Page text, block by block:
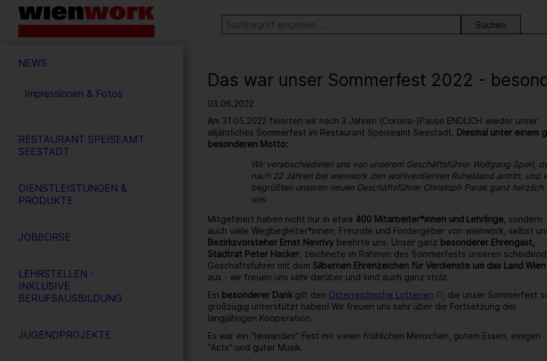
Barrierefreie
Bedienung
Webseite
Stichwortsuche
SUCHE
NEWS
Impressionen & Fotos
RESTAURANT SPEISEAMT
SEESTADT
DIENSTLEISTUNGEN &
PRODUKTE
JOBBÖRSE
LEHRSTELLEN -
INKLUSIVE
BERUFSAUSBILDUNG
JUGENDPROJEKTE
Das war unser Sommerfest 2022 -
03.06.2022
Am 31.05.2022 feierten wir nach 3 Jahren (Corona-)Pause ENDLICH wieder unser
alljährliches Sommerfest im Restaurant Speiseamt Seestadt. Diesmal unter einem
besonderen Motto:
Wir verabschiedeten uns von unserem Geschäftsführer Wolfgang Sperl,
nach 22 Jahren bei wienwork den wohlverdienten Ruhestand antritt, und
begrüßten unseren neuen Geschäftsführer Christoph Parak ganz herzlich
uns.
Mitgefeiert haben nicht nur in etwa 400 Mitarbeiter*innen und Lehrlinge , sondern
auch viele Wegbegleiter*innen, Freunde und Fördergeber von wienwork, selbst
Bezirksvorsteher Ernst Nevrivy beehrte uns. Unser ganz besonderer Ehrengast,
Stadtrat Peter Hacker , zeichnete im Rahmen des Sommerfests unseren
Geschäftsführer mit dem Silbernen Ehrenzeichen für Verdienste um das Land Wien
aus - wir freuen uns sehr darüber und sind auch ganz stolz.
Ein besonderer Dank gilt den Österreichische Lotterien
, die unser Sommerfest
großzügig unterstützt haben! Wir freuen uns sehr über die Fortsetzung der
langjährigen Kooperation.
Es war ein "leiwandes" Fest mit vielen fröhlichen Menschen, gutem Essen, einigen
"Acts" und guter Musik.